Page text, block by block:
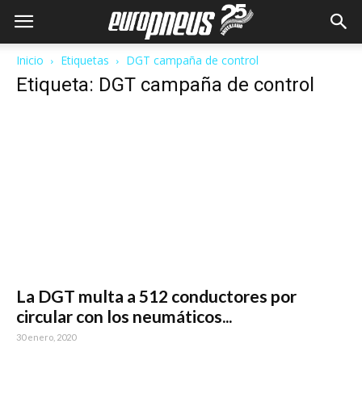
Inicio Etiquetas DGT campaña de control
Etiqueta: DGT campaña de control
La DGT multa a 512 conductores por
circular con los neumáticos...
30 enero, 2020